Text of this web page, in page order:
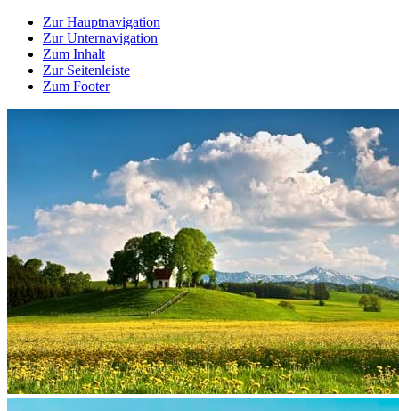
Zur Hauptnavigation
Zur Unternavigation
Zum Inhalt
Zur Seitenleiste
Zum Footer